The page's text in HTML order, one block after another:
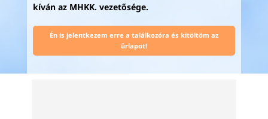
kíván az MHKK. vezetősége.
Én is jelentkezem erre a találkozóra és kitöltöm az
űrlapot!